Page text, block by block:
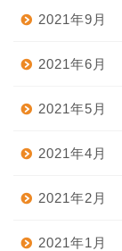
2021年9月
2021年6月
2021年5月
2021年4月
2021年2月
2021年1月